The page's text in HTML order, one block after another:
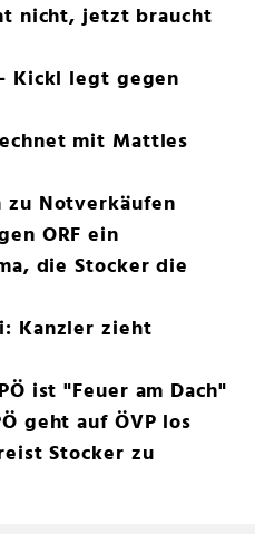
nicht, jetzt braucht
Kickl legt gegen
mit Mattles
Notverkäufen
ORF ein
die Stocker die
Kanzler zieht
ist "Feuer am Dach"
geht auf ÖVP los
Stocker zu